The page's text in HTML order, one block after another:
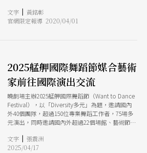
並且對於表演藝術的發展前景進行交流。以下為對
談紀要：
文字 | 黃銘彰
官網限定報導 2020/04/01
2025艋舺國際舞蹈節媒合藝術
家前往國際演出交流
曉劇場主辦2025艋舺國際舞蹈節（Want to Dance
Festival），以「Diversity多元」為題，邀請國內
外40個團隊，超過150位專業舞蹈工作者，75場多
元演出，同時邀請國內外超過22個場館、藝術節策
超過7000人次的舞蹈盛宴；更從Opencall
Program選出六組具潛力的創作者，獲選明年國際
文字 | 張震洲
2025/04/17